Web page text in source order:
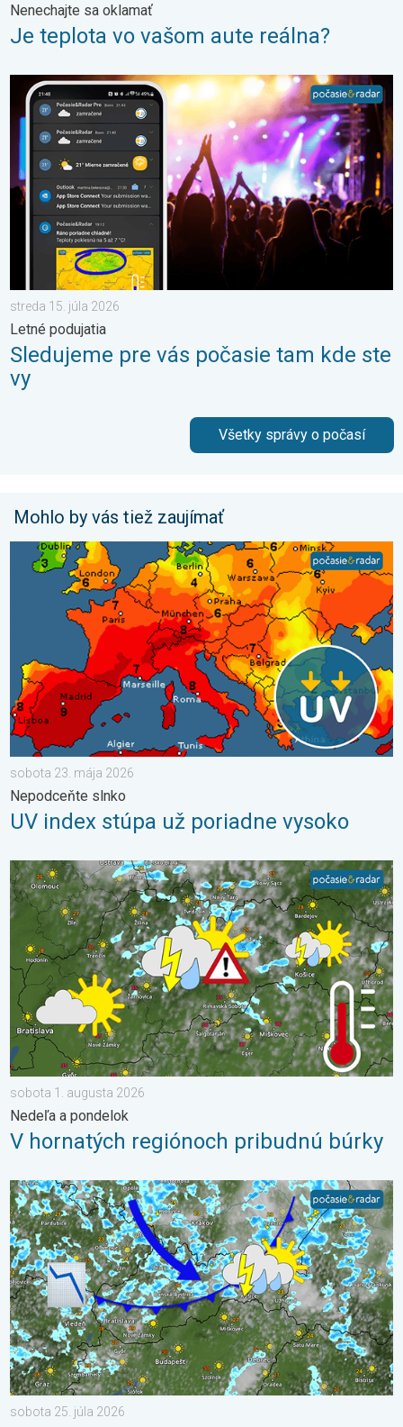
Nenechajte sa oklamať
Je teplota vo vašom aute reálna?
Sledujeme pre vás počasie tam kde ste vy. Letné podujatia. .
streda 15. júla 2026
Letné podujatia
Sledujeme pre vás počasie tam kde ste
vy
Všetky správy o počasí
Mohlo by vás tiež zaujímať
UV index stúpa už poriadne vysoko. Nepodceňte slnko. . .
sobota 23. mája 2026
Nepodceňte slnko
UV index stúpa už poriadne vysoko
V hornatých regiónoch pribudnú búrky. Nedeľa a pondelok. . .
sobota 1. augusta 2026
Nedeľa a pondelok
V hornatých regiónoch pribudnú búrky
Po krátkom oteplení krátke ochladenie. Nedeľa a pondelok. .
sobota 25. júla 2026